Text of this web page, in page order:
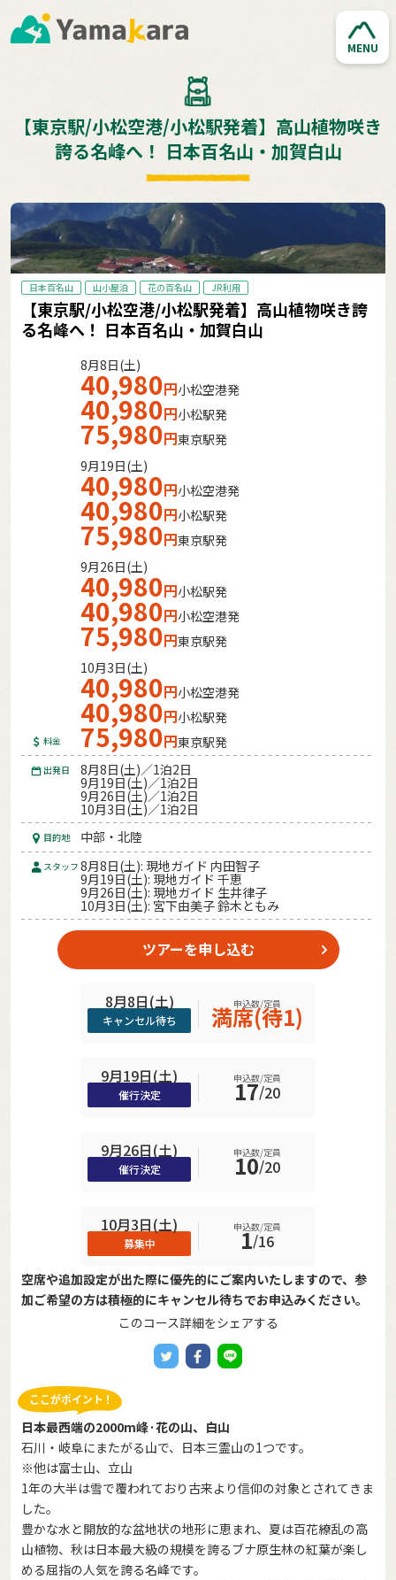
MENU
【東京駅/小松空港/小松駅発着】高山植物咲き
誇る名峰へ！ 日本百名山・加賀白山
日本百名山 山小屋泊 花の百名山 JR利用
【東京駅/小松空港/小松駅発着】高山植物咲き誇
る名峰へ！ 日本百名山・加賀白山
料金
8月8日(土)
40,980円小松空港発
40,980円小松駅発
75,980円東京駅発
9月19日(土)
40,980円小松空港発
40,980円小松駅発
75,980円東京駅発
9月26日(土)
40,980円小松駅発
40,980円小松空港発
75,980円東京駅発
10月3日(土)
40,980円小松空港発
40,980円小松駅発
75,980円東京駅発
出発日 8月8日(土)／1泊2日
9月19日(土)／1泊2日
9月26日(土)／1泊2日
10月3日(土)／1泊2日
目的地 中部・北陸
スタッフ 8月8日(土): 現地ガイド 内田智子
9月19日(土): 現地ガイド 千恵
9月26日(土): 現地ガイド 生井律子
10月3日(土): 宮下由美子 鈴木ともみ
ツアーを申し込む
8月8日(土)
キャンセル待ち
申込数/定員
満席(待1)
9月19日(土)
催行決定
申込数/定員
17/20
9月26日(土)
催行決定
申込数/定員
10/20
10月3日(土)
募集中
申込数/定員
1/16
空席や追加設定が出た際に優先的にご案内いたしますので、参
加ご希望の方は積極的にキャンセル待ちでお申込みください。
このコース詳細をシェアする
日本最西端の2000m峰·花の山、白山
石川・岐阜にまたがる山で、日本三霊山の1つです。
※他は富士山、立山
1年の大半は雪で覆われており古来より信仰の対象とされてきま
した。
豊かな水と開放的な盆地状の地形に恵まれ、夏は百花繚乱の高
山植物、秋は日本最大級の規模を誇るブナ原生林の紅葉が楽し
める屈指の人気を誇る名峰です。